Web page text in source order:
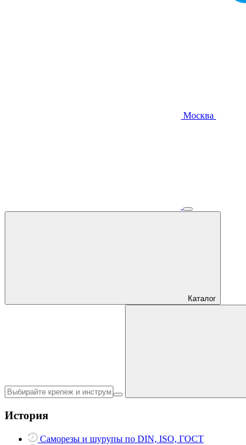
Москва
Каталог
История
Саморезы и шурупы по DIN, ISO, ГОСТ